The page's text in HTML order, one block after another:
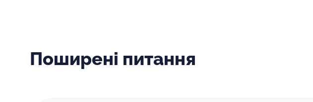
Поширені питання